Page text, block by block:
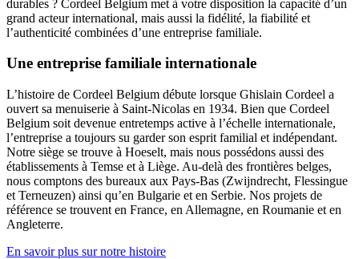
durables ? Cordeel Belgium met à votre disposition la capacité d’un
grand acteur international, mais aussi la fidélité, la fiabilité et
l’authenticité combinées d’une entreprise familiale.
Une entreprise familiale internationale
L’histoire de Cordeel Belgium débute lorsque Ghislain Cordeel a
ouvert sa menuiserie à Saint-Nicolas en 1934. Bien que Cordeel
Belgium soit devenue entretemps active à l’échelle internationale,
l’entreprise a toujours su garder son esprit familial et indépendant.
Notre siège se trouve à Hoeselt, mais nous possédons aussi des
établissements à Temse et à Liège. Au-delà des frontières belges,
nous comptons des bureaux aux Pays-Bas (Zwijndrecht, Flessingue
et Terneuzen) ainsi qu’en Bulgarie et en Serbie. Nos projets de
référence se trouvent en France, en Allemagne, en Roumanie et en
Angleterre.
En savoir plus sur notre histoire